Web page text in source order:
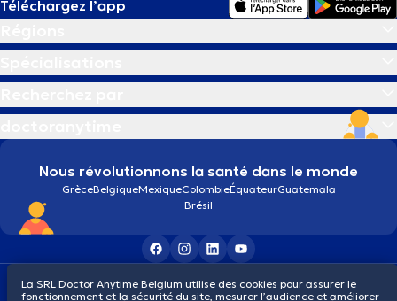
Téléchargez l’app
Nous révolutionnons la santé dans le monde
GrèceBelgiqueMexiqueColombieÉquateurGuatemala
Brésil
Conditions généralesCookiesPolitique de confidentialité
La SRL Doctor Anytime Belgium utilise des cookies pour assurer le
fonctionnement et la sécurité du site, mesurer l’audience et améliorer